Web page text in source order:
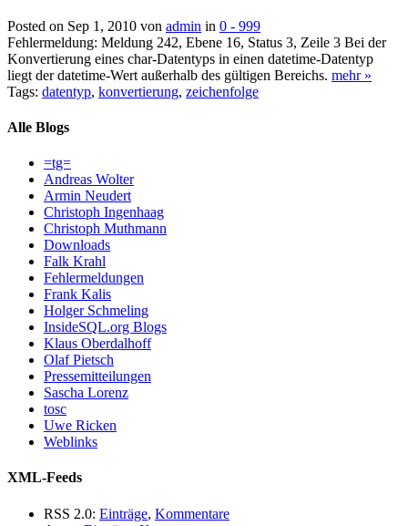
Posted on Sep 1, 2010 von admin in 0 - 999
Fehlermeldung: Meldung 242, Ebene 16, Status 3, Zeile 3 Bei der
Konvertierung eines char-Datentyps in einen datetime-Datentyp
liegt der datetime-Wert außerhalb des gültigen Bereichs. mehr »
Tags: datentyp, konvertierung, zeichenfolge
Alle Blogs
=tg=
Andreas Wolter
Armin Neudert
Christoph Ingenhaag
Christoph Muthmann
Downloads
Falk Krahl
Fehlermeldungen
Frank Kalis
Holger Schmeling
InsideSQL.org Blogs
Klaus Oberdalhoff
Olaf Pietsch
Pressemitteilungen
Sascha Lorenz
tosc
Uwe Ricken
Weblinks
XML-Feeds
RSS 2.0: Einträge, Kommentare